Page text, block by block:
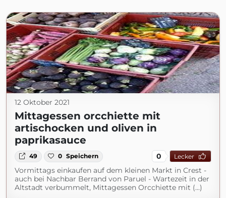
12 Oktober 2021
Mittagessen orcchiette mit
artischocken und oliven in
paprikasauce
49 0 Speichern 0 Lecker
Vormittags einkaufen auf dem kleinen Markt in Crest -
auch bei Nachbar Berrand von Paruel - Wartezeit in der
Altstadt verbummelt, Mittagessen Orcchiette mit (...)